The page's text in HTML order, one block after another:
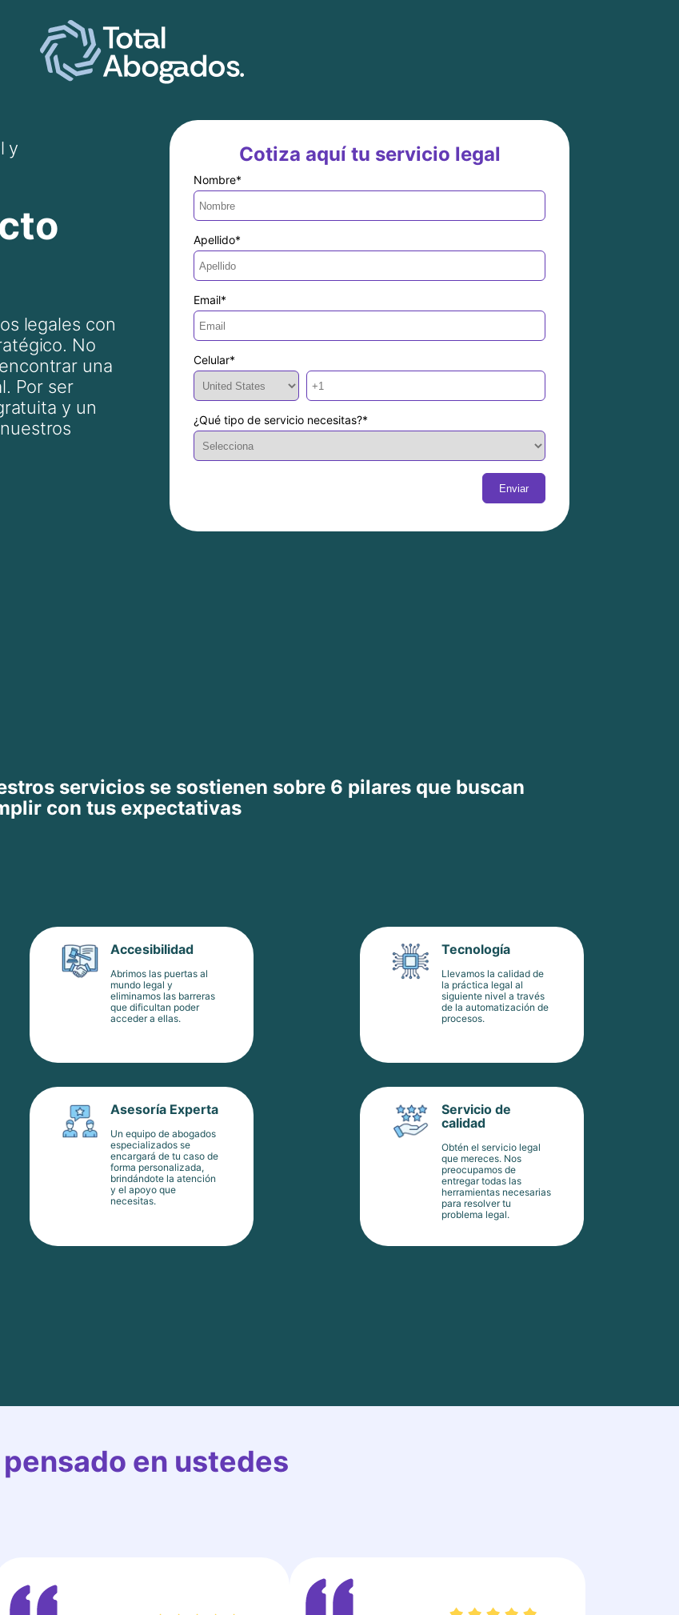
y
legales con
No
una
Por ser
y un
Cotiza aquí tu servicio legal
Nombre*
Apellido*
Email*
Celular*
¿Qué tipo de servicio necesitas?*
servicios se sostienen sobre 6 pilares que buscan
con tus expectativas
Accesibilidad
Abrimos las puertas al
mundo legal y
eliminamos las barreras
que dificultan poder
acceder a ellas.
Tecnología
Llevamos la calidad de
la práctica legal al
siguiente nivel a través
de la automatización de
procesos.
Asesoría Experta
Un equipo de abogados
especializados se
encargará de tu caso de
forma personalizada,
brindándote la atención
y el apoyo que
necesitas.
Servicio de
calidad
Obtén el servicio legal
que mereces. Nos
preocupamos de
entregar todas las
herramientas necesarias
para resolver tu
problema legal.
en ustedes